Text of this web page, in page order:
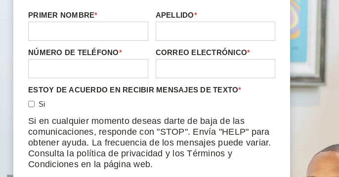
PRIMER NOMBRE* APELLIDO*
NÚMERO DE TELÉFONO* CORREO ELECTRÓNICO*
ESTOY DE ACUERDO EN RECIBIR MENSAJES DE TEXTO*
Si
Si en cualquier momento deseas darte de baja de las
comunicaciones, responde con "STOP". Envía "HELP" para
obtener ayuda. La frecuencia de los mensajes puede variar.
Consulta la política de privacidad y los Términos y
Condiciones en la página web.